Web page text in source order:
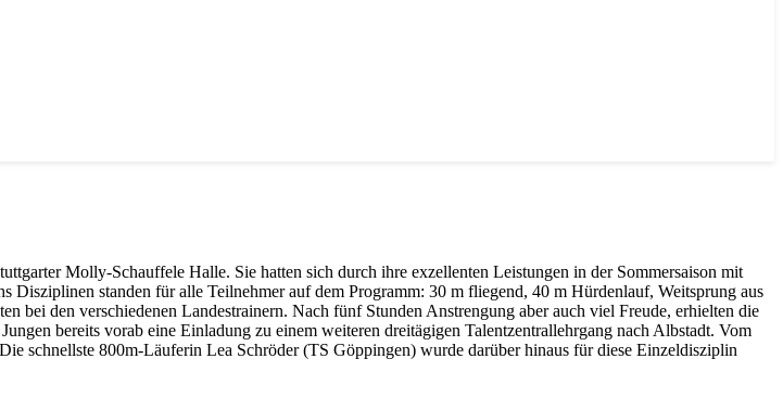
Molly-Schauffele Halle. Sie hatten sich durch ihre exzellenten Leistungen in der Sommersaison mit
standen für alle Teilnehmer auf dem Programm: 30 m fliegend, 40 m Hürdenlauf, Weitsprung aus
den verschiedenen Landestrainern. Nach fünf Stunden Anstrengung aber auch viel Freude, erhielten die
bereits vorab eine Einladung zu einem weiteren dreitägigen Talentzentrallehrgang nach Albstadt. Vom
schnellste 800m-Läuferin Lea Schröder (TS Göppingen) wurde darüber hinaus für diese Einzeldisziplin